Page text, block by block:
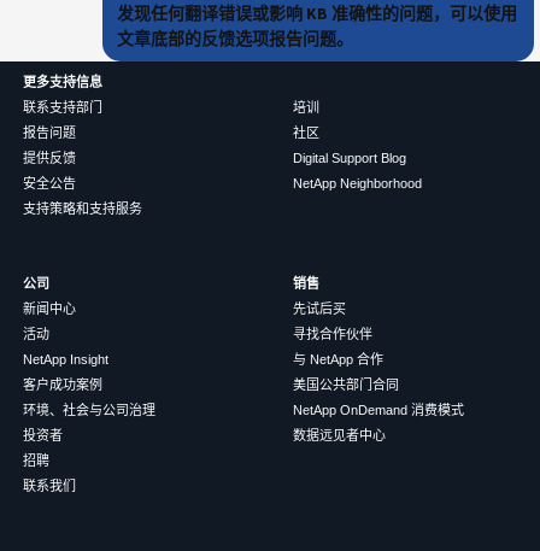
发现任何翻译错误或影响 KB 准确性的问题，可以使用
文章底部的反馈选项报告问题。
更多支持信息
联系支持部门
报告问题
提供反馈
安全公告
支持策略和支持服务
培训
社区
Digital Support Blog
NetApp Neighborhood
公司
新闻中心
活动
NetApp Insight
客户成功案例
环境、社会与公司治理
投资者
招聘
联系我们
销售
先试后买
寻找合作伙伴
与 NetApp 合作
美国公共部门合同
NetApp OnDemand 消费模式
数据远见者中心